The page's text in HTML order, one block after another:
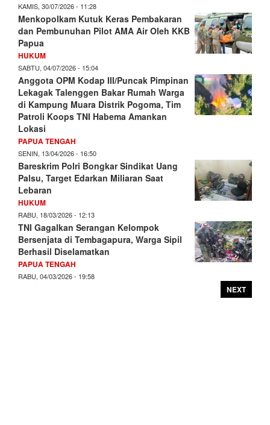
KAMIS, 30/07/2026 - 11:28
Menkopolkam Kutuk Keras Pembakaran
dan Pembunuhan Pilot AMA Air Oleh KKB
Papua
HUKUM
SABTU, 04/07/2026 - 15:04
Anggota OPM Kodap III/Puncak Pimpinan
Lekagak Talenggen Bakar Rumah Warga
di Kampung Muara Distrik Pogoma, Tim
Patroli Koops TNI Habema Amankan
Lokasi
PAPUA TENGAH
SENIN, 13/04/2026 - 16:50
Bareskrim Polri Bongkar Sindikat Uang
Palsu, Target Edarkan Miliaran Saat
Lebaran
HUKUM
RABU, 18/03/2026 - 12:13
TNI Gagalkan Serangan Kelompok
Bersenjata di Tembagapura, Warga Sipil
Berhasil Diselamatkan
PAPUA TENGAH
RABU, 04/03/2026 - 19:58
NEXT